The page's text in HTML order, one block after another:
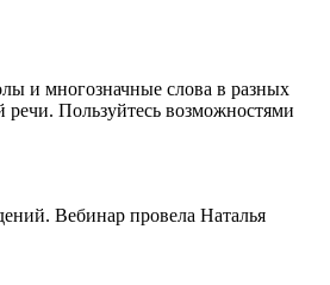
и многозначные слова в разных
речи. Пользуйтесь возможностями
Вебинар провела Наталья